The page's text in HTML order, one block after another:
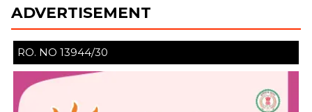
ADVERTISEMENT
RO. NO 13944/30